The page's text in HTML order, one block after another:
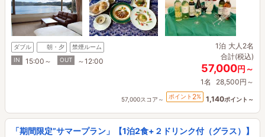
ダブル 朝・夕
禁煙ルーム
IN
15:00～ OUT ～12:00
1泊 大人2名
合計(税込)
57,000円～
1名 28,500円～
57,000スコア～ ポイント 2% 1,140ポイント～
「期間限定”サマープラン」【1泊2食+２ドリンク付（グラス）】